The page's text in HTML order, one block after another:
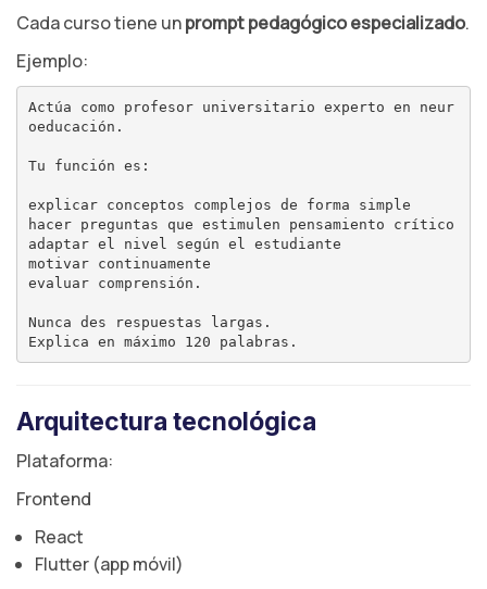
Cada curso tiene unprompt pedagógico especializado.
Ejemplo:
Actúa como profesor universitario experto en neur
oeducación.
Tu función es:
explicar conceptos complejos de forma simple
hacer preguntas que estimulen pensamiento crítico
adaptar el nivel según el estudiante
motivar continuamente
evaluar comprensión.
Nunca des respuestas largas.
Arquitectura tecnológica
Plataforma:
Frontend
React
Flutter (app móvil)